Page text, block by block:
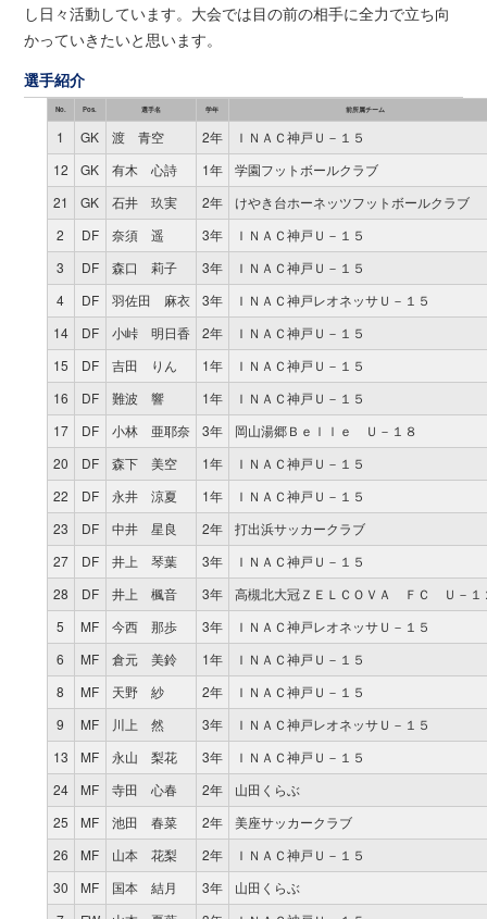
し日々活動しています。大会では目の前の相手に全力で立ち向
かっていきたいと思います。
選手紹介
No. Pos. 選手名 学年 前所属チーム
1 GK 渡 青空 2年
ＩＮＡＣ神戸Ｕ－１５
12
GK 有木 心詩 1年
学園フットボールクラブ
21
GK 石井 玖実 2年
けやき台ホーネッツフットボールクラブ
2
DF 奈須 遥 3年
ＩＮＡＣ神戸Ｕ－１５
3
DF 森口 莉子 3年
ＩＮＡＣ神戸Ｕ－１５
4
DF 羽佐田 麻衣 3年
ＩＮＡＣ神戸レオネッサＵ－１５
14
DF 小峠 明日香 2年
ＩＮＡＣ神戸Ｕ－１５
15
DF 吉田 りん 1年
ＩＮＡＣ神戸Ｕ－１５
16
DF 難波 響 1年
ＩＮＡＣ神戸Ｕ－１５
17
DF 小林 亜耶奈 3年
岡山湯郷Ｂｅｌｌｅ Ｕ－１８
20
DF 森下 美空 1年
ＩＮＡＣ神戸Ｕ－１５
22
DF 永井 涼夏 1年
ＩＮＡＣ神戸Ｕ－１５
23
DF 中井 星良 2年
打出浜サッカークラブ
27
DF 井上 琴葉 3年
ＩＮＡＣ神戸Ｕ－１５
28
DF 井上 楓音 3年
高槻北大冠ＺＥＬＣＯＶＡ ＦＣ Ｕ－１
5
MF 今西 那歩 3年
ＩＮＡＣ神戸レオネッサＵ－１５
6
MF 倉元 美鈴 1年
ＩＮＡＣ神戸Ｕ－１５
8
MF 天野 紗 2年
ＩＮＡＣ神戸Ｕ－１５
9
MF 川上 然 3年
ＩＮＡＣ神戸レオネッサＵ－１５
13
MF 永山 梨花 3年
ＩＮＡＣ神戸Ｕ－１５
24
MF 寺田 心春 2年
山田くらぶ
25
MF 池田 春菜 2年
美座サッカークラブ
26
MF 山本 花梨 2年
ＩＮＡＣ神戸Ｕ－１５
30
MF 国本 結月 3年
山田くらぶ